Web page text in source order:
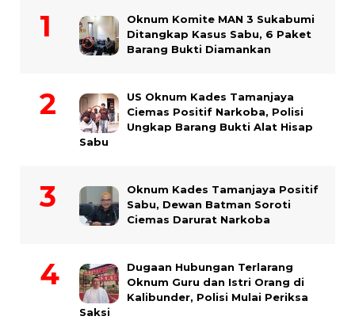
Oknum Komite MAN 3 Sukabumi
Ditangkap Kasus Sabu, 6 Paket
Barang Bukti Diamankan
US Oknum Kades Tamanjaya
Ciemas Positif Narkoba, Polisi
Ungkap Barang Bukti Alat Hisap
Sabu
Oknum Kades Tamanjaya Positif
Sabu, Dewan Batman Soroti
Ciemas Darurat Narkoba
Dugaan Hubungan Terlarang
Oknum Guru dan Istri Orang di
Kalibunder, Polisi Mulai Periksa
Saksi